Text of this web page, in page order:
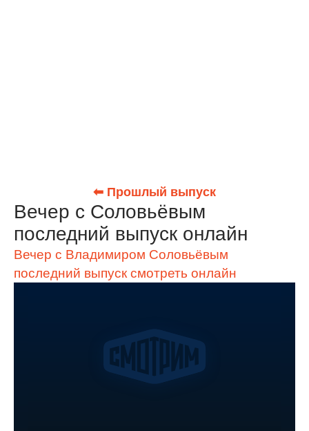
⬅ Прошлый выпуск
Вечер с Соловьёвым
последний выпуск онлайн
Вечер с Владимиром Соловьёвым
последний выпуск смотреть онлайн